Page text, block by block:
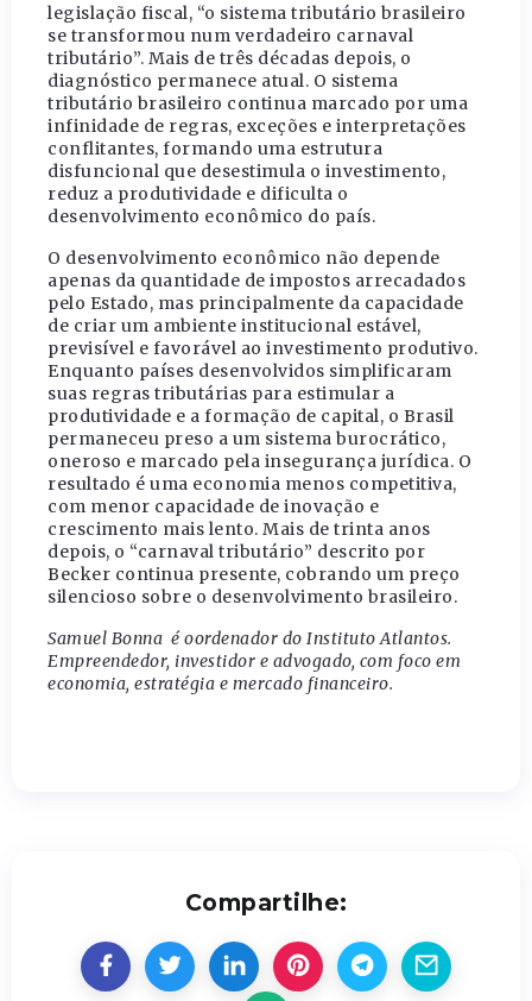
legislação fiscal, “o sistema tributário brasileiro
se transformou num verdadeiro carnaval
tributário”. Mais de três décadas depois, o
diagnóstico permanece atual. O sistema
tributário brasileiro continua marcado por uma
infinidade de regras, exceções e interpretações
conflitantes, formando uma estrutura
disfuncional que desestimula o investimento,
reduz a produtividade e dificulta o
desenvolvimento econômico do país.
O desenvolvimento econômico não depende
apenas da quantidade de impostos arrecadados
pelo Estado, mas principalmente da capacidade
de criar um ambiente institucional estável,
previsível e favorável ao investimento produtivo.
Enquanto países desenvolvidos simplificaram
suas regras tributárias para estimular a
produtividade e a formação de capital, o Brasil
permaneceu preso a um sistema burocrático,
oneroso e marcado pela insegurança jurídica. O
resultado é uma economia menos competitiva,
com menor capacidade de inovação e
crescimento mais lento. Mais de trinta anos
depois, o “carnaval tributário” descrito por
Becker continua presente, cobrando um preço
silencioso sobre o desenvolvimento brasileiro.
Samuel Bonna é oordenador do Instituto Atlantos.
Empreendedor, investidor e advogado, com foco em
economia, estratégia e mercado financeiro.
Compartilhe: